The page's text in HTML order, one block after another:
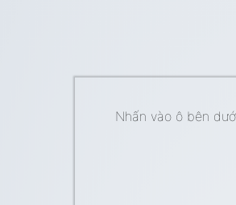
Nhấn vào ô bên